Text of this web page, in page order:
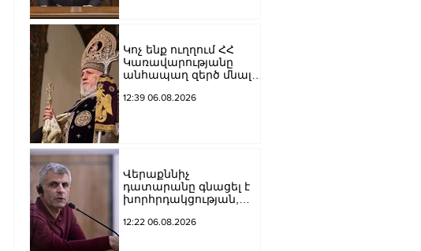
Կոչ ենք ուղղում ՀՀ
Կառավարությանը
անհապաղ զերծ մնալ
գործունեություն
թեմի կենտրոնական
վարչութուն
12:39 06.08.2026
Վերաքննիչ
դատարանը գնացել է
խորհրդակցության,
պարզ է՝ այդ վճիռը
12:22 06.08.2026